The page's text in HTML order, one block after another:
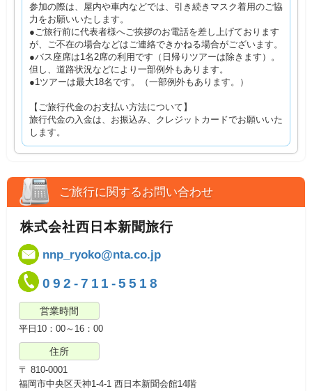
参加の際は、屋内や車内などでは、引き続きマスク着用のご協
力をお願いいたします。
●ご旅行前に代表者様へご挨拶のお電話を差し上げております
が、ご不在の場合などはご連絡できかねる場合がございます。
●バス座席は1名2席の利用です（日帰りツアーは除きます）。
但し、道路状況などにより一部例外もあります。
●1ツアーは最大18名です。（一部例外もあります。）
【ご旅行代金のお支払い方法について】
旅行代金の入金は、お振込み、クレジットカードでお願いいた
します。
ご旅行に関するお問い合わせ
株式会社西日本新聞旅行
092-711-5518
営業時間
平日10：00～16：00
nnp_ryoko@nta.co.jp
住所
〒 810-0001
福岡市中央区天神1-4-1 西日本新聞会館14階